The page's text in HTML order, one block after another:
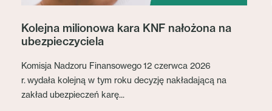
Kolejna milionowa kara KNF nałożona na
ubezpieczyciela
Komisja Nadzoru Finansowego 12 czerwca 2026
r. wydała kolejną w tym roku decyzję nakładającą na
zakład ubezpieczeń karę...